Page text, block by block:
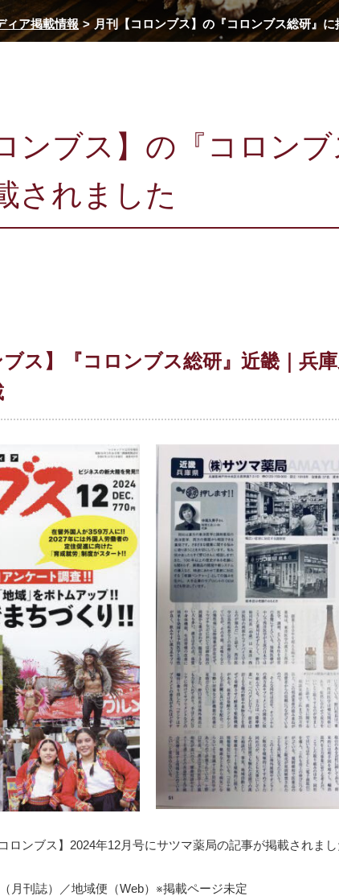
ィア掲載情報 月刊【コロンブス】の『コロンブス総研』
ンブス】の『コロン
されました
ス】『コロンブス総研』近畿｜兵
ロンブス】2024年12月号にサツマ薬局の記事が掲載されまし
月刊誌）／地域便（Web）※掲載ページ未定